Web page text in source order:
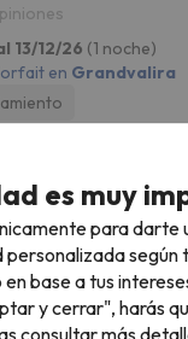
13/12/26 (1 noche)
en Grandvalira
es muy
para
según
base a tus
y cerrar", harás
consultar más